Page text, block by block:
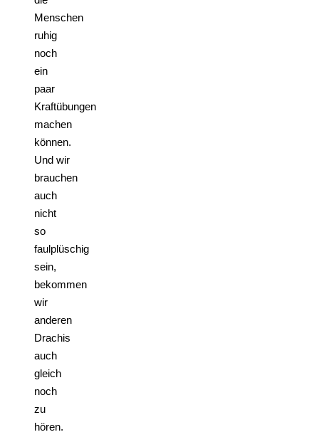
Menschen
ruhig
noch
ein
paar
Kraftübungen
machen
können.
Und wir
brauchen
auch
nicht
so
faulplüschig
sein,
bekommen
wir
anderen
Drachis
auch
gleich
noch
zu
hören.